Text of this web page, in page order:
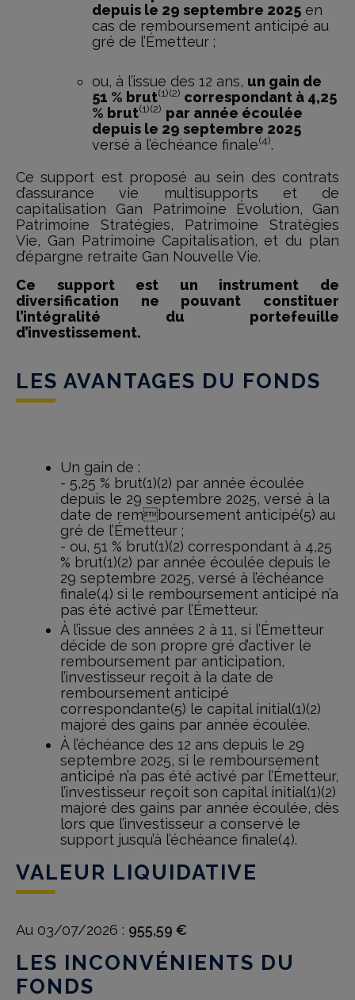
depuis le 29 septembre 2025 en
cas de remboursement anticipé au
gré de l’Émetteur ;
ou, à l’issue des 12 ans, un gain de
51 % brut(1)(2) correspondant à 4,25
% brut(1)(2) par année écoulée
depuis le 29 septembre 2025
versé à l’échéance finale(4).
Ce support est proposé au sein des contrats
d’assurance vie multisupports et de
capitalisation Gan Patrimoine Évolution, Gan
Patrimoine Stratégies, Patrimoine Stratégies
Vie, Gan Patrimoine Capitalisation, et du plan
d’épargne retraite Gan Nouvelle Vie.
Ce support est un instrument de
diversification ne pouvant constituer
l’intégralité du portefeuille
d’investissement.
LES AVANTAGES DU FONDS
Un gain de :
- 5,25 % brut(1)(2) par année écoulée
depuis le 29 septembre 2025, versé à la
date de remboursement anticipé(5) au
gré de l’Émetteur ;
- ou, 51 % brut(1)(2) correspondant à 4,25
% brut(1)(2) par année écoulée depuis le
29 septembre 2025, versé à l’échéance
finale(4) si le remboursement anticipé n’a
pas été activé par l’Émetteur.
À l’issue des années 2 à 11, si l’Émetteur
décide de son propre gré d’activer le
remboursement par anticipation,
l’investisseur reçoit à la date de
remboursement anticipé
correspondante(5) le capital initial(1)(2)
majoré des gains par année écoulée.
À l’échéance des 12 ans depuis le 29
septembre 2025, si le remboursement
anticipé n’a pas été activé par l’Émetteur,
l’investisseur reçoit son capital initial(1)(2)
majoré des gains par année écoulée, dès
lors que l’investisseur a conservé le
support jusqu’à l’échéance finale(4).
VALEUR LIQUIDATIVE
Au 03/07/2026 : 955,59 €
LES INCONVÉNIENTS DU
FONDS